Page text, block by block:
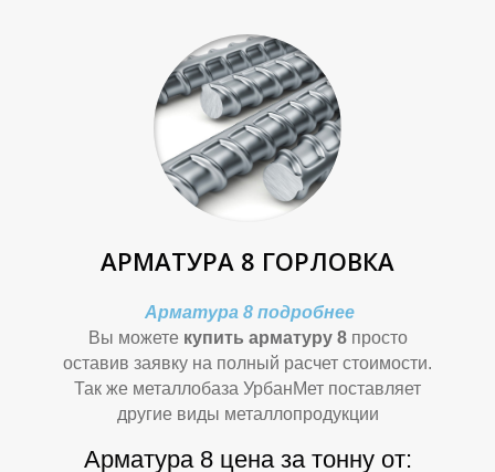
О
АРМАТУРА 8 ГОРЛОВКА
Арматура 8 подробнее
Вы можете купить арматуру 8просто
оставив заявку на полный расчет стоимости.
Так же металлобаза УрбанМет поставляет
другие виды металлопродукции
Арматура 8 цена за тонну от:
О